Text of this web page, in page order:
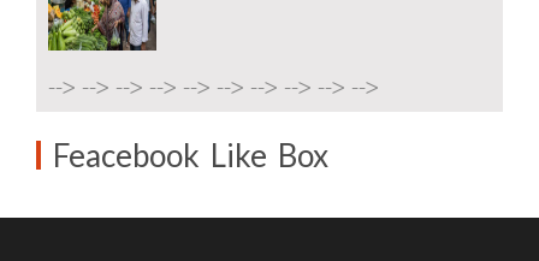
--> --> --> --> --> --> --> --> --> -->
Feacebook Like Box